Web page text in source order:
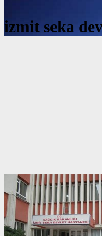
izmit seka